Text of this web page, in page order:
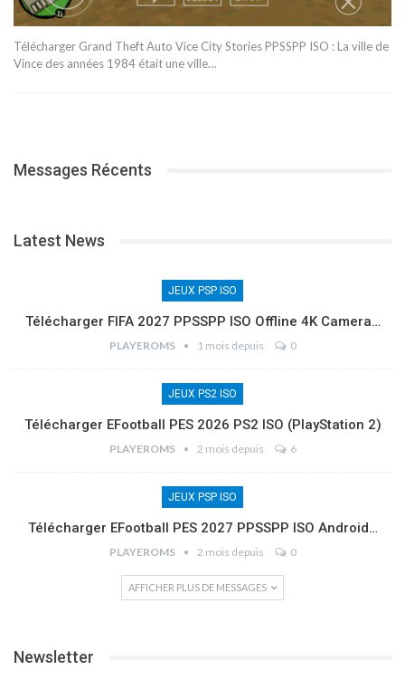
Télécharger Grand Theft Auto Vice City Stories PPSSPP ISO : La ville de
Vince des années 1984 était une ville…
Messages Récents
Latest News
JEUX PSP ISO
Télécharger FIFA 2027 PPSSPP ISO Offline 4K Camera…
PLAYEROMS 1 mois depuis 0
JEUX PS2 ISO
Télécharger EFootball PES 2026 PS2 ISO (PlayStation 2)
PLAYEROMS 2 mois depuis 6
JEUX PSP ISO
Télécharger EFootball PES 2027 PPSSPP ISO Android…
PLAYEROMS 2 mois depuis 0
AFFICHER PLUS DE MESSAGES
Newsletter